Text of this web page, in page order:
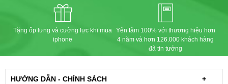
Tặng ốp lưng và cường lực khi mua
iphone
Yên tâm 100% với thương hiệu hơn
4 năm và hơn 126.000 khách hàng
đã tin tưởng
HƯỚNG DẪN - CHÍNH SÁCH +